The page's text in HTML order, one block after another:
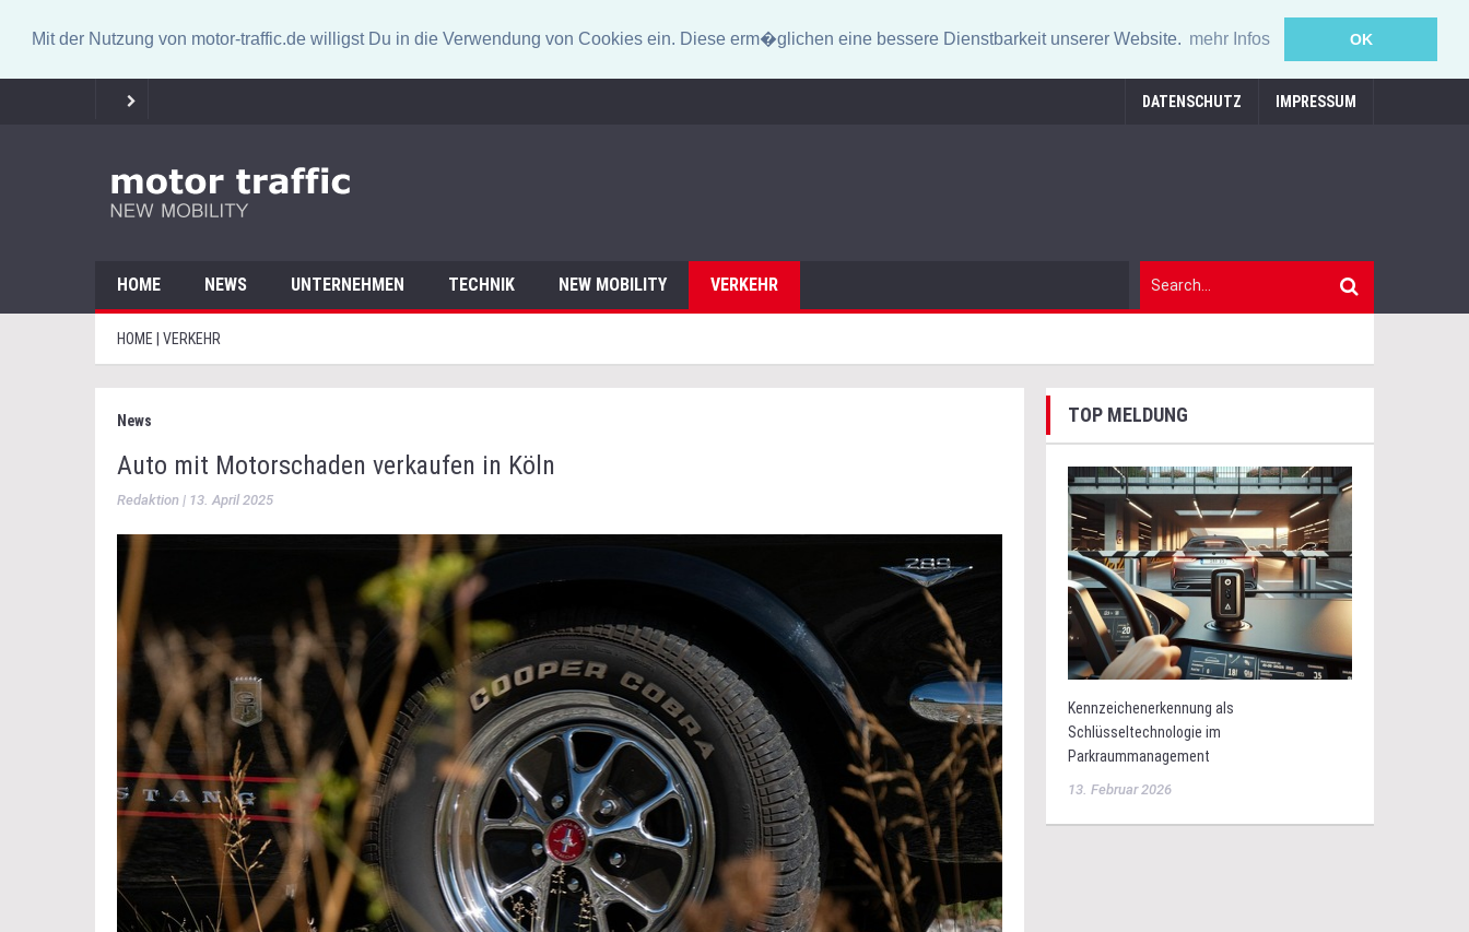
Mit der Nutzung von motor-traffic.de willigst Du in die Verwendung von Cookies ein. Diese erm�glichen eine bessere Dienstbarkeit unserer Website. mehr Infos OK
DATENSCHUTZ IMPRESSUM
HOME NEWS UNTERNEHMEN TECHNIK NEW MOBILITY VERKEHR
HOME | VERKEHR
News
Auto mit Motorschaden verkaufen in Köln
Redaktion | 13. April 2025
TOP MELDUNG
Kennzeichenerkennung als
Schlüsseltechnologie im
Parkraummanagement
13. Februar 2026